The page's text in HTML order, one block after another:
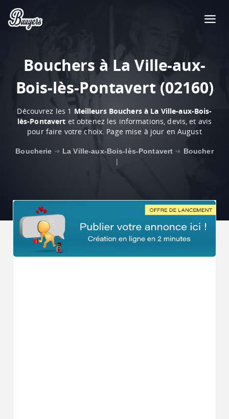
Bouchers à La Ville-aux-
Bois-lès-Pontavert (02160)
Découvrez les 1 Meilleurs Bouchers à La Ville-aux-Bois-
lès-Pontavert et obtenez les informations, devis, et avis
pour faire votre choix. Page mise à jour en August
Boucherie ➜ La Ville-aux-Bois-lès-Pontavert ➜ Boucher
|